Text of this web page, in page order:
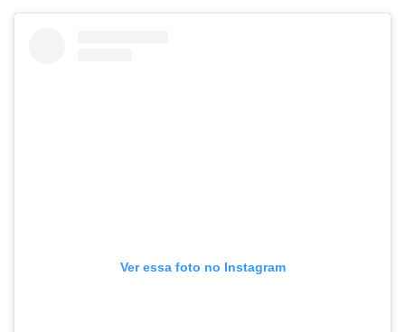
Ver essa foto no Instagram